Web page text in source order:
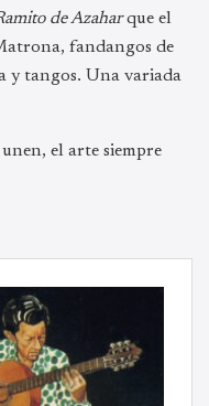
de Azaharque el
fandangos de
y tangos. Una variada
el arte siempre